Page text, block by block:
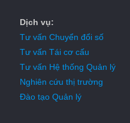
Dịch vụ:
Tư vấn Chuyển đổi số
Tư vấn Tái cơ cấu
Tư vấn Hệ thống Quản lý
Nghiên cứu thị trường
Đào tạo Quản lý